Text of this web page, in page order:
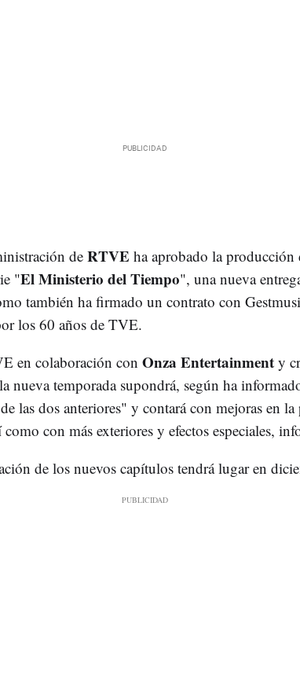
de RTVE ha aprobado la producción
"El Ministerio del Tiempo", una nueva
también ha firmado un contrato con
los 60 años de TVE.
en colaboración con Onza Entertainment y
nueva temporada supondrá, según ha
las dos anteriores" y contará con mejoras en
con más exteriores y efectos especiales,
de los nuevos capítulos tendrá lugar en